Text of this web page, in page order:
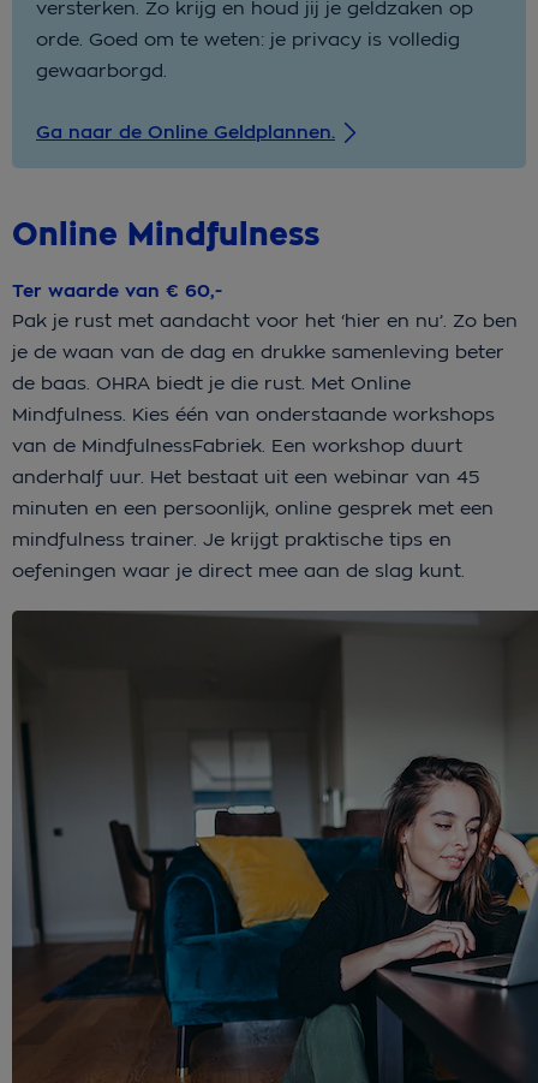
versterken. Zo krijg en houd jij je geldzaken op
orde. Goed om te weten: je privacy is volledig
gewaarborgd.
Ga naar de Online Geldplannen.
Online Mindfulness
Ter waarde van € 60,-
Pak je rust met aandacht voor het ‘hier en nu’. Zo ben
je de waan van de dag en drukke samenleving beter
de baas. OHRA biedt je die rust. Met Online
Mindfulness. Kies één van onderstaande workshops
van de MindfulnessFabriek. Een workshop duurt
anderhalf uur. Het bestaat uit een webinar van 45
minuten en een persoonlijk, online gesprek met een
mindfulness trainer. Je krijgt praktische tips en
oefeningen waar je direct mee aan de slag kunt.